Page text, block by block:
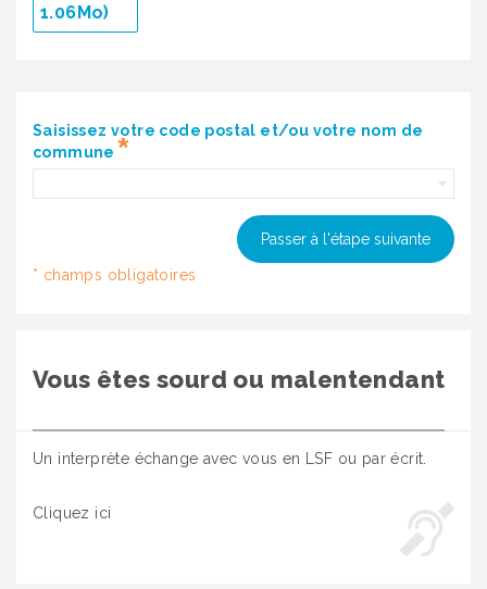
1.06Mo)
Saisissez votre code postal et/ou votre nom de
commune
Passer à l'étape suivante
Vous êtes sourd ou malentendant
Un interprète échange avec vous en LSF ou par écrit.
Cliquez ici